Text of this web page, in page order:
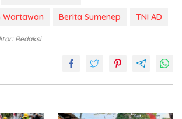
Wartawan
Berita Sumenep TNI AD
Redaksi